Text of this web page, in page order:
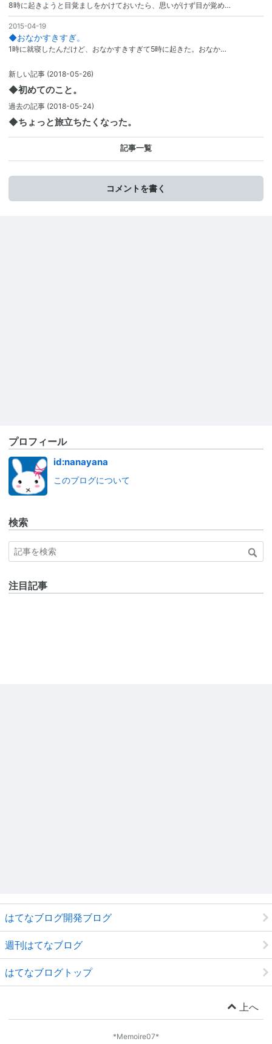
8時に起きようと目覚ましをかけておいたら、思いがけず目が覚め…
2015-04-19
◆おなかすきすぎ。
1時に就寝したんだけど、おなかすきすぎて5時に起きた。おなか…
新しい記事 (2018-05-26)
◆初めてのこと。
過去の記事 (2018-05-24)
◆ちょっと旅立ちたくなった。
記事一覧
コメントを書く
プロフィール
id:nanayana
このブログについて
検索
注目記事
はてなブログ開発ブログ
週刊はてなブログ
はてなブログトップ
上へ
*Memoire07*